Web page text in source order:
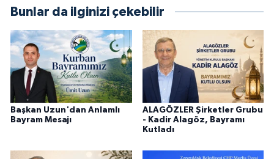
Bunlar da ilginizi çekebilir
Başkan Uzun'dan Anlamlı
Bayram Mesajı
ALAGÖZLER Şirketler Grubu
- Kadir Alagöz, Bayramı
Kutladı